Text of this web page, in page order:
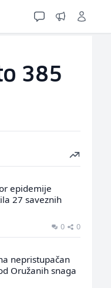
385
epidemije
27 saveznih
0 0
nepristupačan
Oružanih snaga